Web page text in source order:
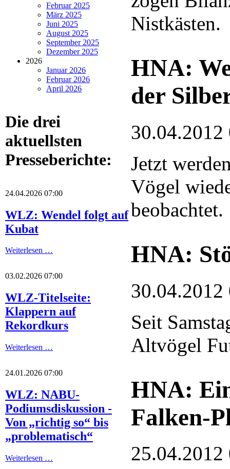
Februar 2025
März 2025
Juni 2025
August 2025
September 2025
Dezember 2025
2026
Januar 2026
Februar 2026
April 2026
Die drei
aktuellsten
Presseberichte:
24.04.2026 07:00
WLZ: Wendel folgt auf
Kubat
Weiterlesen …
03.02.2026 07:00
WLZ-Titelseite:
Klappern auf
Rekordkurs
Weiterlesen …
24.01.2026 07:00
WLZ: NABU-
Podiumsdiskussion -
Von „richtig so“ bis
„problematisch“
Weiterlesen …
Nistkästen.
HNA:
der
30.04.2012
Jetzt
Vögel
beobachtet.
HNA:
30.04.2012
Seit
Altvögel
HNA:
Falken-
25.04.2012